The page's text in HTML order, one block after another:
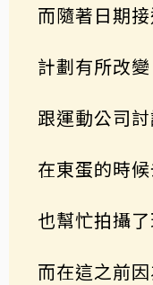
而隨著日期
計劃有所改變
跟運動公司
在東蛋的時
也幫忙拍攝
而在這之前